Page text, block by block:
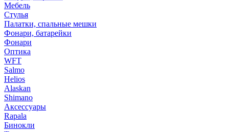
Мебель
Стулья
Палатки, спальные мешки
Фонари, батарейки
Фонари
Оптика
WFT
Salmo
Helios
Alaskan
Shimano
Аксессуары
Rapala
Бинокли